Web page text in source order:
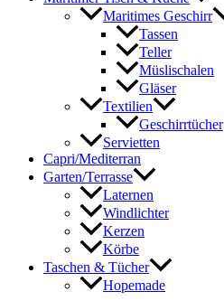
Maritimes Geschirr
Tassen
Teller
Müslischalen
Gläser
Textilien
Geschirrtücher
Servietten
Capri/Mediterran
Garten/Terrasse
Laternen
Windlichter
Kerzen
Körbe
Taschen & Tücher
Hopemade